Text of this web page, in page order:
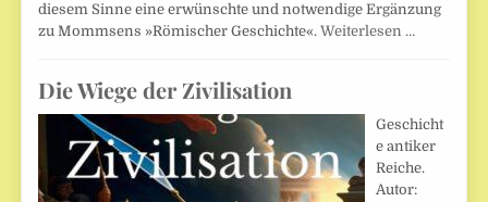
diesem Sinne eine erwünschte und notwendige Ergänzung
zu Mommsens »Römischer Geschichte«.Weiterlesen …
Die Wiege der Zivilisation
Geschicht
e antiker
Reiche.
Autor: